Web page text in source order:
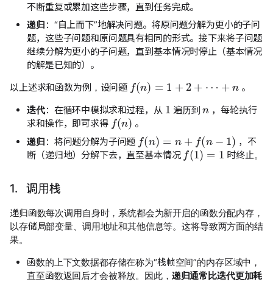
不断重复或累加这些步骤，直到任务完成。
递归 ：“自上而下”地解决问题。将原问题分解为更小的子问
题，这些子问题和原问题具有相同的形式。接下来将子问题
继续分解为更小的子问题，直到基本情况时停止（基本情况
的解是已知的）。
以上述求和函数为例，设问题
f(n ) +
。
迭代：在循环中模拟求和过程，从 遍历到
，每轮执行
求和操作，即可求得
f(n)
。
递归 ：将问题分解为子问题
f(n ) n−
，不
断（递归地）分解下去，直至基本情况
f(1)=1
时终止。
1. 调用栈
递归函数每次调用自身时，系统都会为新开启的函数分配内存，
以存储局部变量、调用地址和其他信息等。这将导致两方面的结
果。
函数的上下文数据都存储在称为“栈帧空间”的内存区域中，
直至函数返回后才会被释放。因此， 递归通常比迭代更加耗